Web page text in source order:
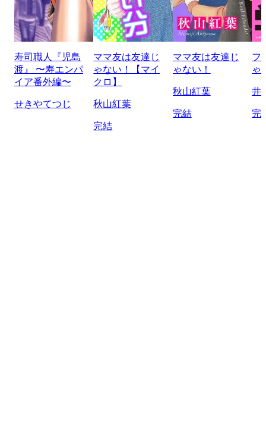
寿司職人『児島
渡』 〜寿エンパ
イア番外編〜
せきやてつじ
ママ友は友達じ
ゃない！【マイ
クロ】
秋山紅葉
完結
ママ友は友達じ
ゃない！
秋山紅葉
完結
フ
ゃ
井
完